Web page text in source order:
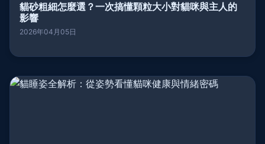
貓砂粗細怎麼選？一次搞懂顆粒大小對貓咪與主人的
影響
2026年04月05日